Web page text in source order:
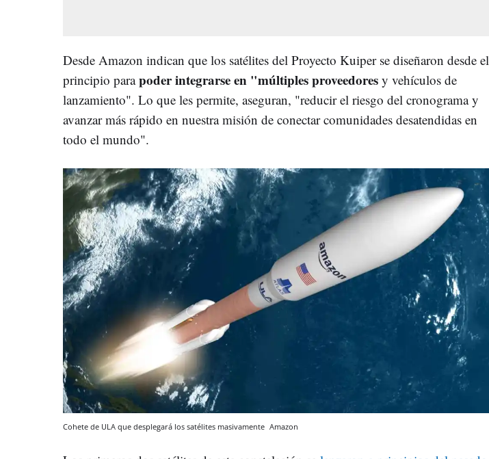
Desde Amazon indican que los satélites del Proyecto Kuiper se diseñaron desde el
principio parapoder integrarse en "múltiples proveedores y vehículos de
lanzamiento". Lo que les permite, aseguran, "reducir el riesgo del cronograma y
avanzar más rápido en nuestra misión de conectar comunidades desatendidas en
todo el mundo".
Cohete de ULA que desplegará los satélites masivamente Amazon